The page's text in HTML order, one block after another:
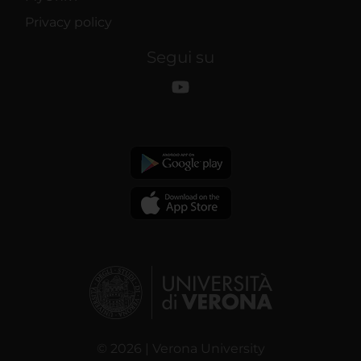
Privacy policy
Segui su
© 2026 | Verona University